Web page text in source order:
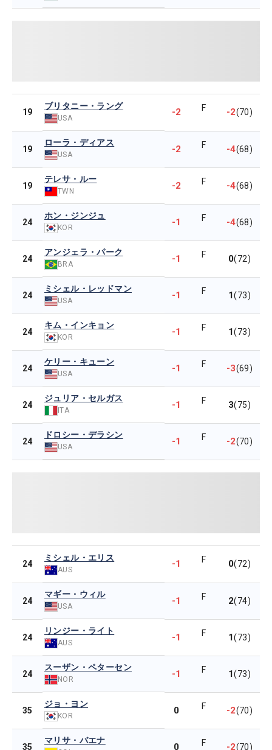
19
ブリタニー・ラング
USA
-2 F -2(70)
19
ローラ・ディアス
USA -2 F -4(68)
19
テレサ・ルー
TWN -2 F -4(68)
24
ホン・ジンジュ
KOR -1 F -4(68)
24
アンジェラ・パーク
BRA -1 F 0(72)
24
ミシェル・レッドマン
USA -1 F 1(73)
24
キム・インキョン
KOR -1 F 1(73)
24
ケリー・キューン
USA -1 F -3(69)
24
ジュリア・セルガス
ITA -1 F 3(75)
24
ドロシー・デラシン
USA -1 F -2(70)
24
ミシェル・エリス
AUS
-1 F 0(72)
24
マギー・ウィル
USA -1 F 2(74)
24
リンジー・ライト
AUS -1 F 1(73)
24
スーザン・ペターセン
NOR -1 F 1(73)
35
ジョ・ヨン
KOR 0 F -2(70)
35
マリサ・バエナ
0 F -2(70)